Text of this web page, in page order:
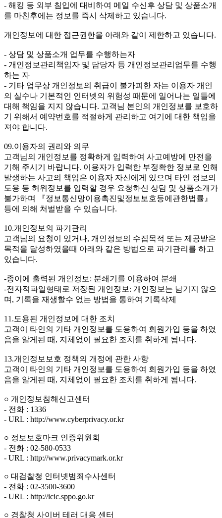
- 해킹 등 외부 침입에 대비하여 메일 수신후 상담 및 상품소개
를 마친후에는 정보를 즉시 삭제하고 있습니다.
개인정보에 대한 접근권한을 아래와 같이 제한하고 있습니다.
- 상담 및 상품소개 업무를 수행하는자
- 개인정보관리책임자 및 담당자 등 개인정보관리업무를 수행
하는 자
- 기타 업무상 개인정보의 취급이 불가피한 자는 이용자 개인
의 실수나 기본적인 인터넷의 위험성 때문에 일어나는 일들에
대해 책임을 지지 않습니다. 고객님 본인의 개인정보를 보호하
기 위해서 예약번호를 적절하게 관리하고 여기에 대한 책임을
져야 합니다.
09.이용자의 권리와 의무
고객님의 개인정보를 정확하게 입력하여 사고예방에 만전을
기해 주시기 바랍니다. 이용자가 입력한 부정확한 정보로 인해
발생하는 사고의 책임은 이용자 자신에게 있으며 타인 정보의
도용 등 허위정보를 입력할 경우 요청하신 상담 및 상품소개가
불가하며 『정보통신망이용촉진및정보보호등에관한법률』
등에 의해 처벌받을 수 있습니다.
10.개인정보의 파기관리
고객님의 요청이 있거나, 개인정보의 수집목적 또는 제공받은
목적을 달성하였을때 아래와 같은 방법으로 파기관리를 하고
있습니다.
-종이에 출력된 개인정보: 분쇄기를 이용하여 분쇄
-전자적파일형태로 저장된 개인정보: 개인정보는 남기지 않으
며, 기록을 재생할수 없는 방법을 통하여 기록삭제
11.도용된 개인정보에 대한 조치
고객이 타인의 기타 개인정보를 도용하여 회원가입 등을 하였
음을 알게된 때, 지체없이 필요한 조치를 취하게 됩니다.
13.개인정보보호 정책의 개정에 관한 사항
고객이 타인의 기타 개인정보를 도용하여 회원가입 등을 하였
음을 알게된 때, 지체없이 필요한 조치를 취하게 됩니다.
○ 개인정보침해신고센터
- 전화 : 1336
- URL : http://www.cyberprivacy.or.kr
○ 정보보호마크 인증위원회
- 전화 : 02-580-0533
- URL : http://www.privacymark.or.kr
○ 대검찰청 인터넷범죄수사센터
- 전화 : 02-3500-3600
- URL : http://icic.sppo.go.kr
○ 경찰청 사이버 테러 대응 센터